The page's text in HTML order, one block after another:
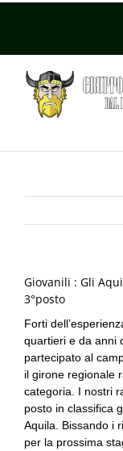
Giovanili : Gli
3°posto
Forti
quartieri e da anni
partecipato al
il girone regionale
categoria. I nostri
posto in classifica
Aquila. Bissando i
per la prossima